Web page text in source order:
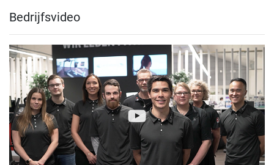
Fitshop in Dortmund
Rheinlanddamm 101
44139 Dortmund
Vandaag tot 19:00
uur geopend
4,9 / 5(590)
Fitshop in Dresden
Annenstraße 10
01067 Dresden
4,9 / 5(607)
Bedrijfsvideo